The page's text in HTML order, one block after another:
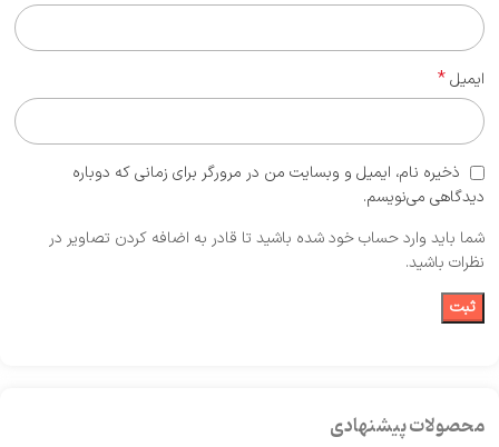
ایمیل*
ذخیره نام، ایمیل و وبسایت من در مرورگر برای زمانی که دوباره
دیدگاهی می‌نویسم.
شما باید وارد حساب خود شده باشید تا قادر به اضافه کردن تصاویر در
نظرات باشید.
محصولات پیشنهادی